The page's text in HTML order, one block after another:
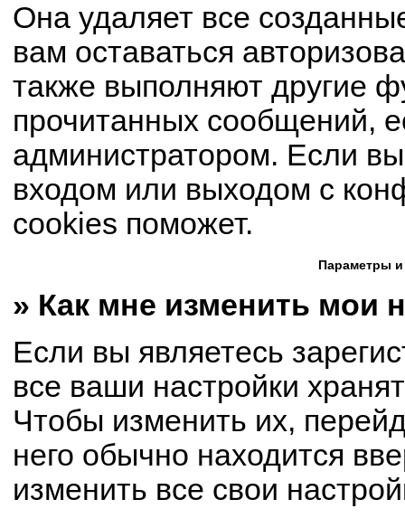
Она удаляет все
вам оставаться
также выполняют другие
прочитанных сообщений,
администратором. Если
входом или выходом с
cookies поможет.
Параметры и
» Как мне изменить мои
Если вы являетесь
все ваши настройки
Чтобы изменить их,
него обычно находится
изменить все свои